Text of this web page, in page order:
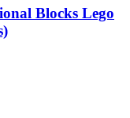
Blocks Lego